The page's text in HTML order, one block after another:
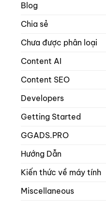
Blog
Chia sẻ
Chưa được phân loại
Content AI
Content SEO
Developers
Getting Started
GGADS.PRO
Hướng Dẫn
Kiến thức về máy tính
Miscellaneous